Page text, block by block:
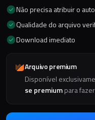
Não precisa atribuir o
Qualidade do arquivo
Download imediato
Arquivo premium
Disponível
se premiumpara